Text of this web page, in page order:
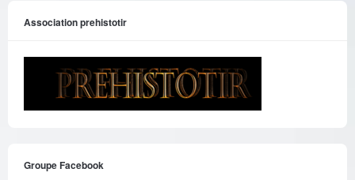
Association prehistotir
Groupe Facebook